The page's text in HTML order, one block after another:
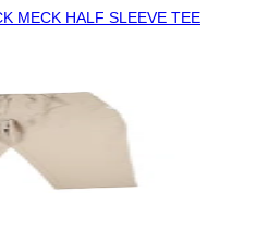
MECK HALF SLEEVE TEE